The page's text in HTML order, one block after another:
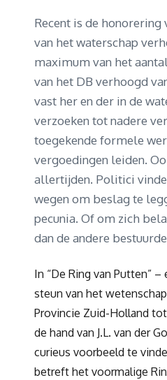
Recent is de honorering
van het waterschap
maximum van het
van het DB verhoogd
vast her en der in de
verzoeken tot nadere
toegekende formele
vergoedingen leiden.
allertijden. Politici
wegen om beslag te
pecunia. Of om zich
dan de andere
In “De Ring van Putten”
steun van het
Provincie Zuid-Holland
de hand van J.L. van der
curieus voorbeeld te
betreft het voormalige